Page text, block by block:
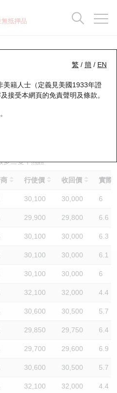
抵押品
繁 / 簡 / EN
美籍人士（定義見美國1933年證
接受本網頁的免責聲明及條款。
HSI 恒生指數
多三隻牛熊證
行使價 收回價 實際
30,100 30,000 6
29,900 29,800 6.6
30,100 30,000 6.3
30,100 30,000 6.1
30,100 30,000 6
32,100 32,000 4.4
30,600 30,500 5.7
29,850 29,750 6.4
29,700 29,600 6.9
30,600 30,500 5.7
32,100 32,000 4.4